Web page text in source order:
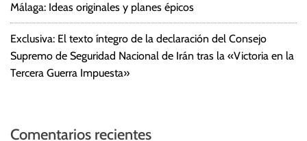
Málaga: Ideas originales y planes épicos
Exclusiva: El texto íntegro de la declaración del Consejo
Supremo de Seguridad Nacional de Irán tras la «Victoria en la
Tercera Guerra Impuesta»
Comentarios recientes